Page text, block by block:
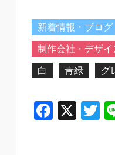
新着情報・ブログ
制作会社・デザイ
白 青緑 グ
X